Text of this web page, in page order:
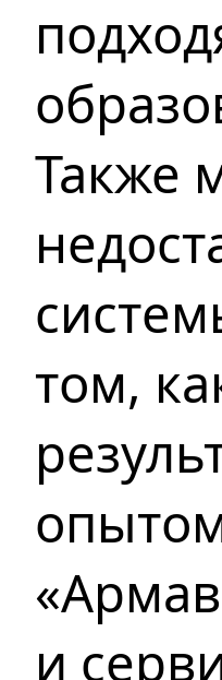
Также
том,
и